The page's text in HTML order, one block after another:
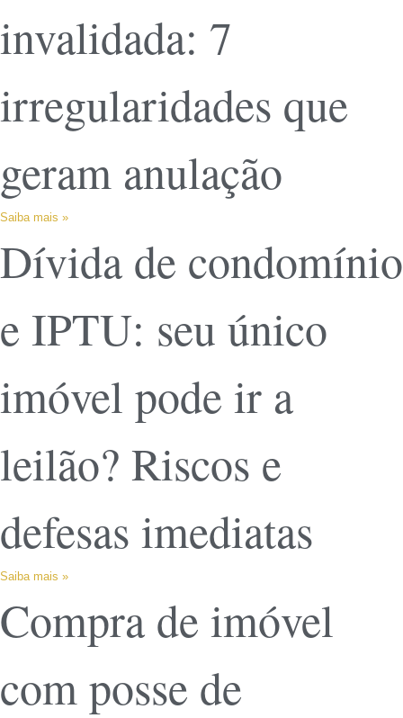
invalidada: 7
irregularidades que
geram anulação
Saiba mais »
Dívida de condomínio
e IPTU: seu único
imóvel pode ir a
leilão? Riscos e
defesas imediatas
Saiba mais »
Compra de imóvel
com posse de